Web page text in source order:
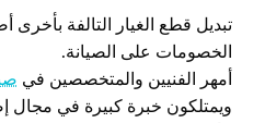
تبديل قطع الغيار التالفة بأخرى
الخصومات على الصيانة.
أمهر الفنيين والمتخصصين في
ويمتلكون خبرة كبيرة في مجال